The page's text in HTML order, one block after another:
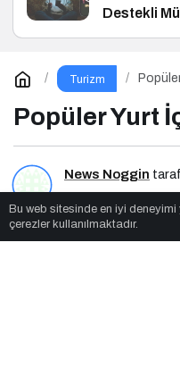
Destekli
Turizm
Popüler Yurt
News Noggin
2dk, 45sn
Bu web sitesinde en iyi deneyimi
çerezler kullanılmaktadır.